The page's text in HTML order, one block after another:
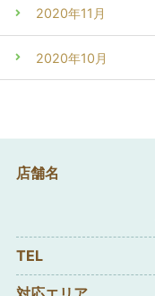
2020年11月
2020年10月
店舗名
TEL